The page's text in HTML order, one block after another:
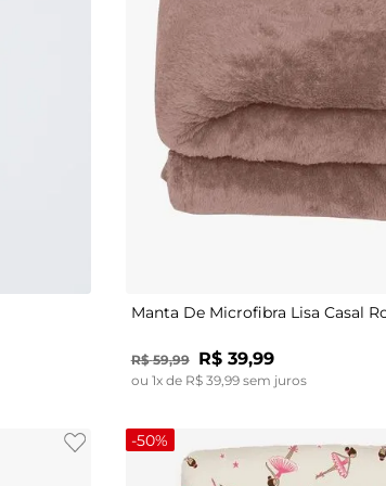
Manta De Microfibra Lisa Casal
R$ 59,99 R$ 39,99
ou 1x de R$ 39,99sem juros
-50%